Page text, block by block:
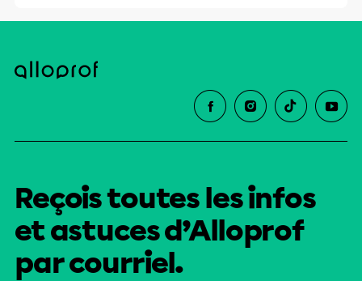
sciences (TS) Sciences naturelles (SN)
Reçois toutes les infos
et astuces d’Alloprof
par courriel.